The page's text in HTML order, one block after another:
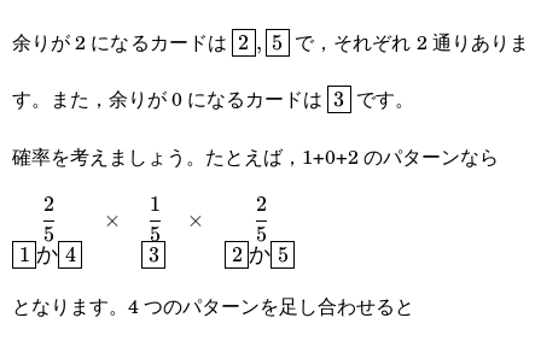
余りが 2 になるカードは \boxed{2},\boxed{5}
2 , 5 で，それぞれ 2 通りありま
す。また，余りが 0 になるカードは \boxed{3}
3 です。
確率を考えましょう。たとえば，1+0+2 のパターンなら
{5}\\\boxed{1}\textsf{か
5
2
1 か 4
×
5
1
3
×
5
2
2 か 5
となります。4 つのパターンを足し合わせると